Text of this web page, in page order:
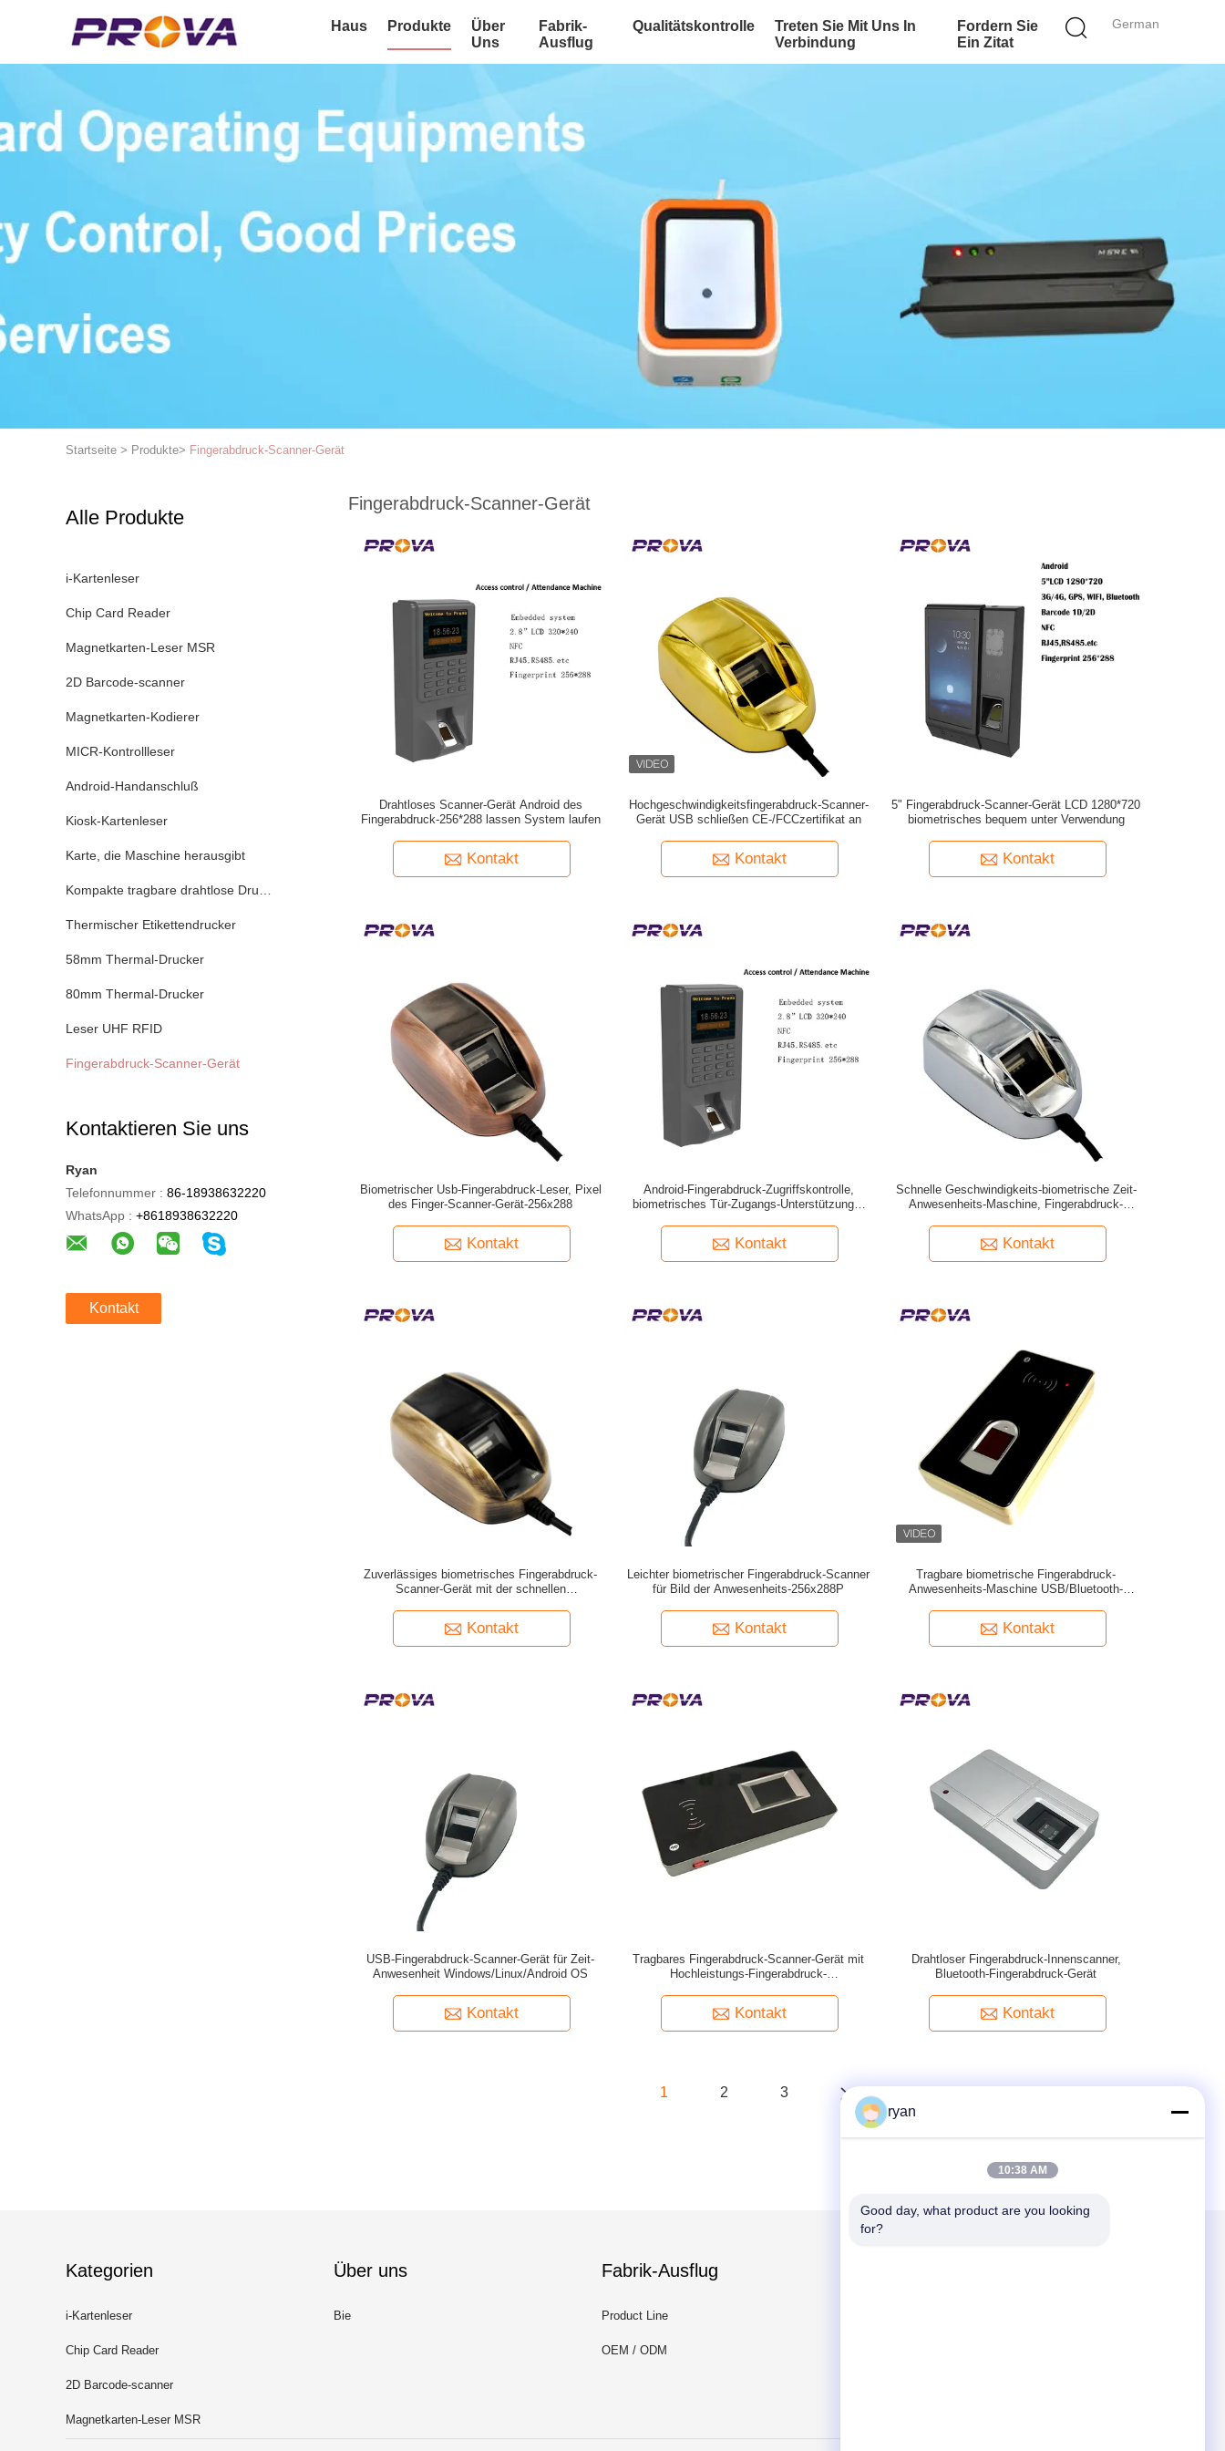
German
Haus Produkte
Über
Uns
Fabrik-
Ausflug
Qualitätskontrolle
Treten Sie Mit Uns In
Verbindung
Fordern Sie
Ein Zitat
Startseite > Produkte> Fingerabdruck-Scanner-Gerät
Alle Produkte
i-Kartenleser
Chip Card Reader
Magnetkarten-Leser MSR
2D Barcode-scanner
Magnetkarten-Kodierer
MICR-Kontrollleser
Android-Handanschluß
Kiosk-Kartenleser
Karte, die Maschine herausgibt
Kompakte tragbare drahtlose Drucker
Thermischer Etikettendrucker
58mm Thermal-Drucker
80mm Thermal-Drucker
Leser UHF RFID
Fingerabdruck-Scanner-Gerät
Kontaktieren Sie uns
Ryan
Telefonnummer : 86-18938632220
WhatsApp : +8618938632220
Kontakt
Fingerabdruck-Scanner-Gerät
Drahtloses Scanner-Gerät Android des
Fingerabdruck-256*288 lassen System laufen
Kontakt
Hochgeschwindigkeitsfingerabdruck-Scanner-
Gerät USB schließen CE-/FCCzertifikat an
Kontakt
5" Fingerabdruck-Scanner-Gerät LCD 1280*720
biometrisches bequem unter Verwendung
Kontakt
Biometrischer Usb-Fingerabdruck-Leser, Pixel
des Finger-Scanner-Gerät-256x288
Kontakt
Android-Fingerabdruck-Zugriffskontrolle,
biometrisches Tür-Zugangs-Unterstützungs-
Kontakt
Schnelle Geschwindigkeits-biometrische Zeit-
Anwesenheits-Maschine, Fingerabdruck-
Kontakt
Zuverlässiges biometrisches Fingerabdruck-
Scanner-Gerät mit der schnellen
Kontakt
Leichter biometrischer Fingerabdruck-Scanner
für Bild der Anwesenheits-256x288P
Kontakt
Tragbare biometrische Fingerabdruck-
Anwesenheits-Maschine USB/Bluetooth-
Kontakt
USB-Fingerabdruck-Scanner-Gerät für Zeit-
Anwesenheit Windows/Linux/Android OS
Kontakt
Tragbares Fingerabdruck-Scanner-Gerät mit
Hochleistungs-Fingerabdruck-
Kontakt
Drahtloser Fingerabdruck-Innenscanner,
Bluetooth-Fingerabdruck-Gerät
Kontakt
1 2 3
Kategorien
i-Kartenleser
Chip Card Reader
2D Barcode-scanner
Magnetkarten-Leser MSR
Über uns
Bie
Fabrik-Ausflug
Product Line
OEM / ODM
ryan
10:38 AM
Good day, what product are you looking
for?